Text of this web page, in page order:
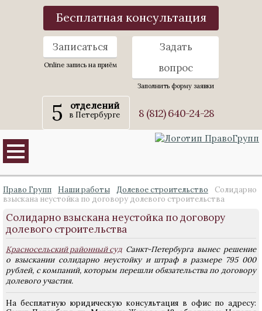
Бесплатная консультация
Записаться
Online запись на приём
Задать
вопрос
Заполнить форму заявки
5 отделений
в Петербурге 8 (812) 640-24-28
Право Групп Наши работы Долевое строительство
Солидарно
взыскана неустойка по договору долевого строительства
Солидарно взыскана неустойка по договору
долевого строительства
Красносельский районный суд Санкт-Петербурга вынес решение
о взыскании солидарно неустойку и штраф в размере 795 000
рублей, с компаний, которым перешли обязательства по договору
долевого участия.
На бесплатную юридическую консультация в офис по адресу: